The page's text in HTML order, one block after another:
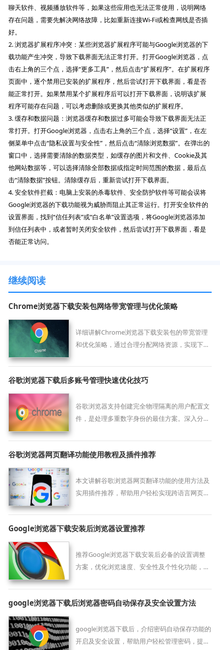
聊天软件、视频播放软件等，如果这些应用也无法正常使用，说明网络
存在问题，需要先解决网络故障，比如重新连接Wi-Fi或检查网线是否插
好。
2. 浏览器扩展程序冲突：某些浏览器扩展程序可能与Google浏览器的下
载功能产生冲突，导致下载界面无法正常打开。打开Google浏览器，点
击右上角的三个点，选择“更多工具”，然后点击“扩展程序”。在扩展程序
页面中，逐个禁用已安装的扩展程序，然后尝试打开下载界面，看是否
能正常打开。如果禁用某个扩展程序后可以打开下载界面，说明该扩展
程序可能存在问题，可以考虑删除或更换其他类似的扩展程序。
3. 缓存和数据问题：浏览器缓存和数据过多可能会导致下载界面无法正
常打开。打开Google浏览器，点击右上角的三个点，选择“设置”，在左
侧菜单中点击“隐私设置与安全性”，然后点击“清除浏览数据”。在弹出的
窗口中，选择需要清除的数据类型，如缓存的图片和文件、Cookie及其
他网站数据等，可以选择清除全部数据或指定时间范围的数据，最后点
击“清除数据”按钮。清除缓存后，重新尝试打开下载界面。
4. 安全软件拦截：电脑上安装的杀毒软件、安全防护软件等可能会误将
Google浏览器的下载功能视为威胁而阻止其正常运行。打开安全软件的
设置界面，找到“信任列表”或“白名单”设置选项，将Google浏览器添加
到信任列表中，或者暂时关闭安全软件，然后尝试打开下载界面，看是
否能正常访问。
继续阅读
Chrome浏览器下载安装包网络带宽管理与优化策略
详细讲解Chrome浏览器下载安装包的带宽管理
和优化策略，通过合理分配网络资源，实现下载
谷歌浏览器下载后多账号管理快速优化技巧
谷歌浏览器支持创建完全物理隔离的用户配置文
件，是处理多重数字身份的最佳方案。深入分析
逻辑，确保工作数据与私人偏好彻底分开，在单
台设备上实现多维度身份的丝滑切换与高度安全
谷歌浏览器网页翻译功能使用教程及插件推荐
本文讲解谷歌浏览器网页翻译功能的使用方法及
实用插件推荐，帮助用户轻松实现跨语言网页浏
Google浏览器下载安装后浏览器设置推荐
推荐Google浏览器下载安装后必备的设置调整
方案，优化浏览速度、安全性及个性化功能，提
google浏览器下载后浏览器密码自动保存及安全设置方法
google浏览器下载后，介绍密码自动保存功能的
开启及安全设置，帮助用户轻松管理密码，提升